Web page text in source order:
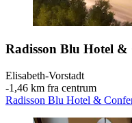
Radisson Blu Hotel &
Elisabeth-Vorstadt
‐1,46 km fra centrum
Radisson Blu Hotel &